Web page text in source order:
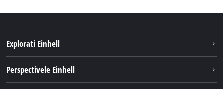
Explorati Einhell
Perspectivele Einhell